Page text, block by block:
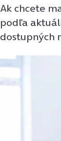
Ak chcete
podľa
dostupných